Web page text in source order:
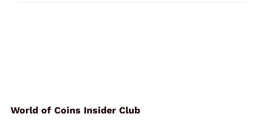
World of Coins Insider Club